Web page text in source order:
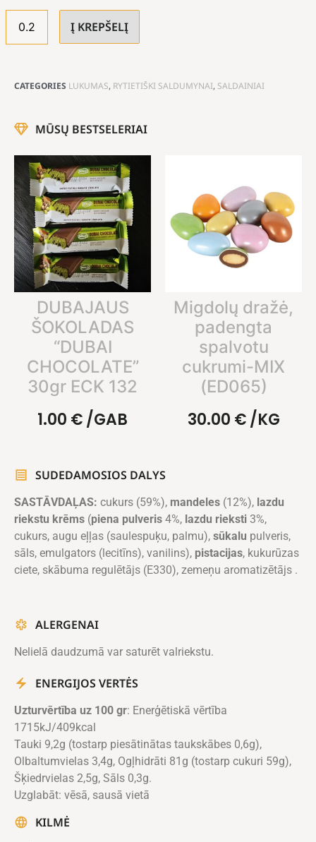
Į KREPŠELĮ
CATEGORIES LUKUMAS, RYTIETIŠKI SALDUMYNAI, SALDAINIAI
MŪSŲ BESTSELERIAI
DUBAJAUS
ŠOKOLADAS
“DUBAI
CHOCOLATE”
30gr ECK 132
1.00 €/GAB
Migdolų dražė,
padengta
spalvotu
cukrumi-MIX
(ED065)
30.00 €/KG
SUDEDAMOSIOS DALYS
SASTĀVDAĻAS: cukurs (59%), mandeles (12%), lazdu
riekstu krēms (piena pulveris 4%, lazdu rieksti 3%,
cukurs, augu eļļas (saulespuķu, palmu), sūkalu pulveris,
sāls, emulgators (lecitīns), vanilins), pistacijas, kukurūzas
ciete, skābuma regulētājs (E330), zemeņu aromatizētājs .
ALERGENAI
Nelielā daudzumā var saturēt valriekstu.
ENERGIJOS VERTĖS
Uzturvērtība uz 100 gr: Enerģētiskā vērtība
1715kJ/409kcal
Tauki 9,2g (tostarp piesātinātas taukskābes 0,6g),
Olbaltumvielas 3,4g, Ogļhidrāti 81g (tostarp cukuri 59g),
Šķiedrvielas 2,5g, Sāls 0,3g.
Uzglabāt: vēsā, sausā vietā
KILMĖ